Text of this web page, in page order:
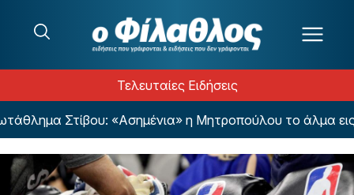
Τελευταίες Ειδήσεις
Στίβου: «Ασημένια» η Μητροπούλου το άλμα εις